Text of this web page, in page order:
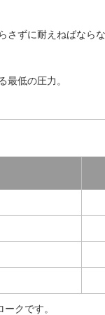
さずに耐えねばなら
低の圧力。
クです。